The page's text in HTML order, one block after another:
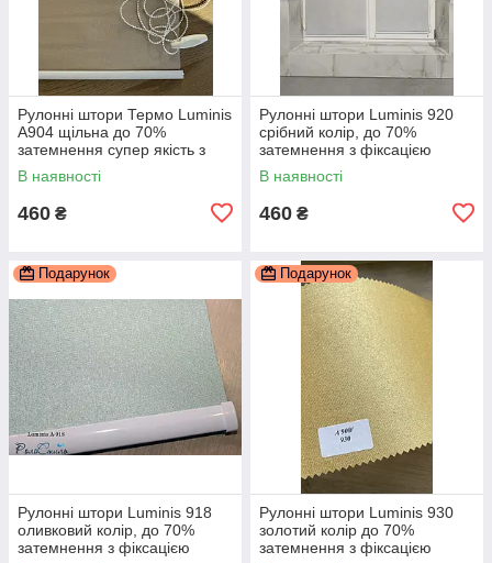
Рулонні штори Термо Luminis
А904 щільна до 70%
затемнення супер якість з
фіксацією
В наявності
460 ₴
Рулонні штори Luminis 920
срібний колір, до 70%
затемнення з фіксацією
В наявності
460 ₴
Подарунок
Рулонні штори Luminis 918
оливковий колір, до 70%
затемнення з фіксацією
Подарунок
Рулонні штори Luminis 930
золотий колір до 70%
затемнення з фіксацією